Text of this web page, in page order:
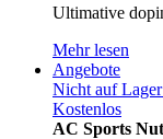
Ultimative
Mehr lesen
Angebote
Nicht auf
Kostenlos
AC Sports